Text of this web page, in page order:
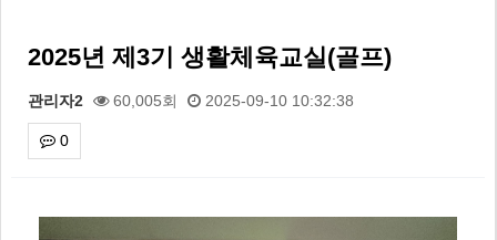
2025년 제3기 생활체육교실(골프)
관리자2 60,005회 2025-09-10 10:32:38
0